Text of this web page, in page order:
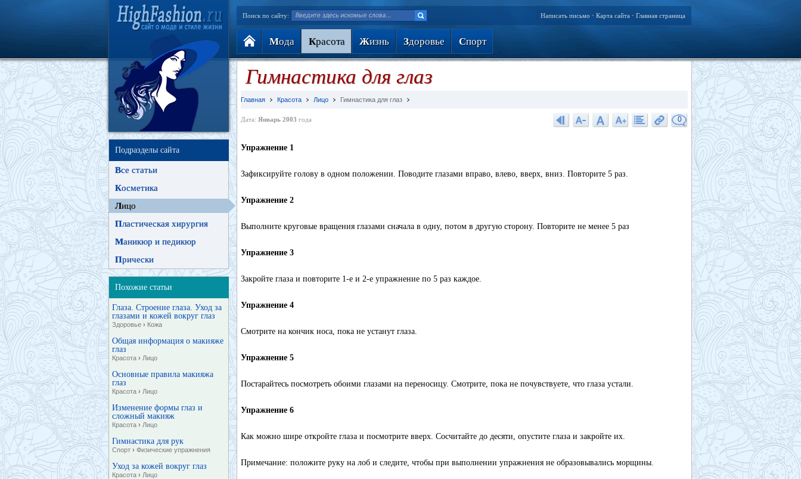
Поиск по сайту: Написать письмо • Карта сайта • Главная страница
Мода Красота Жизнь Здоровье Спорт
Подразделы сайта
Все статьи
Косметика
Лицо
Пластическая хирургия
Маникюр и педикюр
Прически
Похожие статьи
Глаза. Строение глаза. Уход за
глазами и кожей вокруг глаз
Здоровье › Кожа
Общая информация о макияже
глаз
Красота › Лицо
Основные правила макияжа
глаз
Красота › Лицо
Изменение формы глаз и
сложный макияж
Красота › Лицо
Гимнастика для рук
Спорт › Физические упражнения
Уход за кожей вокруг глаз
Красота › Лицо
Гимнастика для глаз
Главная Красота Лицо Гимнастика для глаз
Дата: Январь 2003 года 0
Упражнение 1
Зафиксируйте голову в одном положении. Поводите глазами вправо, влево, вверх, вниз. Повторите 5 раз.
Упражнение 2
Выполните круговые вращения глазами сначала в одну, потом в другую сторону. Повторите не менее 5 раз
Упражнение 3
Закройте глаза и повторите 1-е и 2-е упражнение по 5 раз каждое.
Упражнение 4
Смотрите на кончик носа, пока не устанут глаза.
Упражнение 5
Постарайтесь посмотреть обоими глазами на переносицу. Смотрите, пока не почувствуете, что глаза устали.
Упражнение 6
Как можно шире откройте глаза и посмотрите вверх. Сосчитайте до десяти, опустите глаза и закройте их.
Примечание: положите руку на лоб и следите, чтобы при выполнении упражнения не образовывались морщины.